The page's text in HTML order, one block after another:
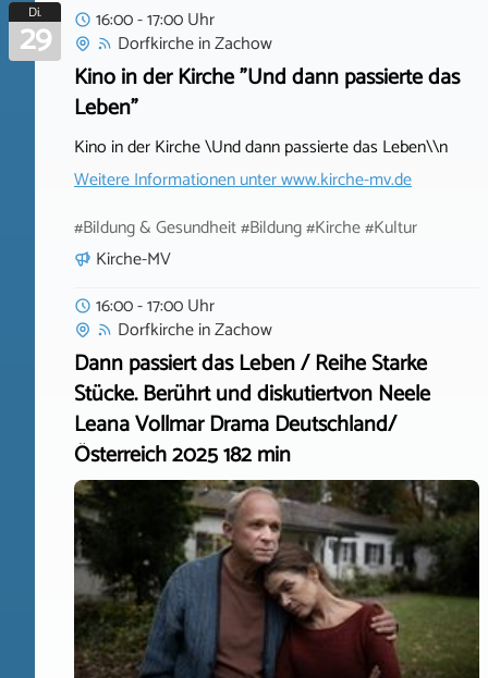
Di.
29
16:00 - 17:00 Uhr
DorfkircheinZachow
Kino in der Kirche "Und dann passierte das
Leben"
Kino in der Kirche \Und dann passierte das Leben\\n
Weitere Informationen unterwww.kirche-mv.de
#Bildung & Gesundheit #Bildung #Kirche #Kultur
Kirche-MV
16:00 - 17:00 Uhr
DorfkircheinZachow
Dann passiert das Leben / Reihe Starke
Stücke. Berührt und diskutiertvon Neele
Leana Vollmar Drama Deutschland/
Österreich 2025 182 min